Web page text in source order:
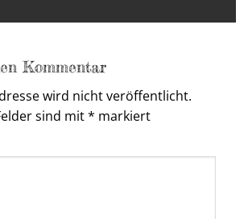
Kommentar
wird nicht veröffentlicht.
sind mit* markiert